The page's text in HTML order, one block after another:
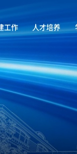
工作 人才培养